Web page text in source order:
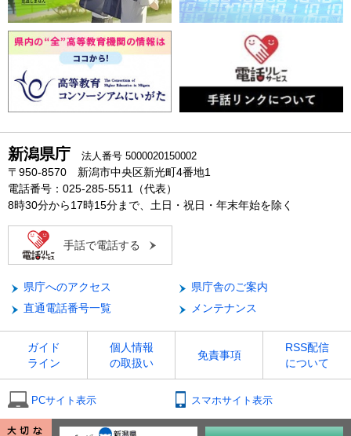
新潟県庁 法人番号 5000020150002
〒950-8570 新潟市中央区新光町4番地1
電話番号：025-285-5511（代表）
8時30分から17時15分まで、土日・祝日・年末年始を除く
手話で電話する
県庁へのアクセス
県庁舎のご案内
直通電話番号一覧
メンテナンス
ガイド
ライン
個人情報
の取扱い
免責事項
RSS配信
について
PCサイト表示 スマホサイト表示